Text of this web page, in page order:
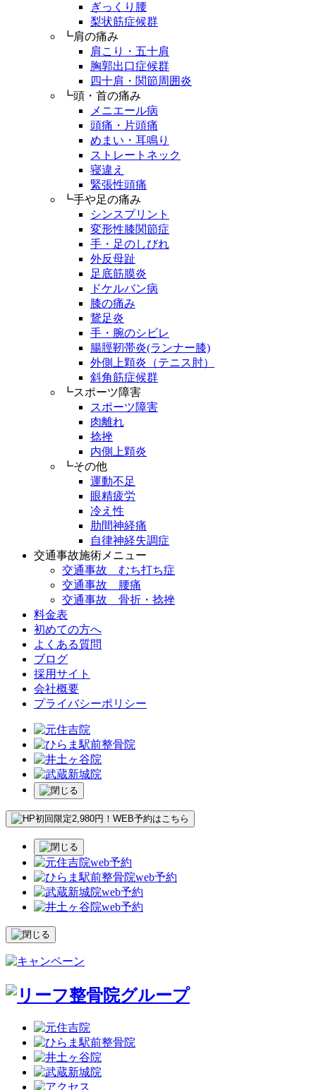
ぎっくり腰
梨状筋症候群
┗肩の痛み
肩こり・五十肩
胸郭出口症候群
四十肩・関節周囲炎
┗頭・首の痛み
メニエール病
頭痛・片頭痛
めまい・耳鳴り
ストレートネック
寝違え
緊張性頭痛
┗手や足の痛み
シンスプリント
変形性膝関節症
手・足のしびれ
外反母趾
足底筋膜炎
ドケルバン病
膝の痛み
鵞足炎
手・腕のシビレ
腸脛靭帯炎(ランナー膝)
外側上顆炎（テニス肘）
斜角筋症候群
┗スポーツ障害
スポーツ障害
肉離れ
捻挫
内側上顆炎
┗その他
運動不足
眼精疲労
冷え性
肋間神経痛
自律神経失調症
交通事故施術メニュー
交通事故 むち打ち症
交通事故 腰痛
交通事故 骨折・捻挫
料金表
初めての方へ
よくある質問
ブログ
採用サイト
会社概要
プライバシーポリシー